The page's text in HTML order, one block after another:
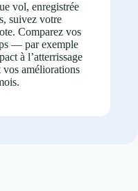
vol, enregistrée
suivez votre
Comparez vos
— par exemple
à l’atterrissage
améliorations